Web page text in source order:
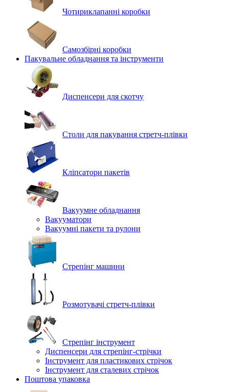
Чотириклапанні коробки
Самозбірні коробки
Пакувальне обладнання та інструменти
Диспенсери для скотчу
Столи для пакування стретч-плівки
Кліпсатори пакетів
Вакуумне обладнання
Вакууматори
Вакуумні пакети та рулони
Стрепінг машини
Розмотувачі стретч-плівки
Стрепінг інструмент
Диспенсери для стрепінг-стрічки
Інструмент для пластикових стрічок
Інструмент для сталевих стрічок
Поштова упаковка